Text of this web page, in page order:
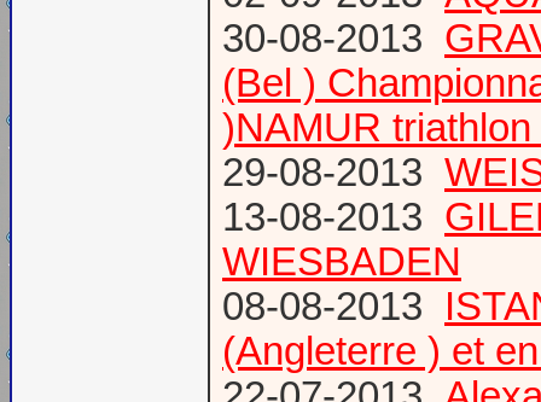
30-08-2013
(Bel )
)NAMUR
29-08-2013
13-08-2013
WIESBADEN
08-08-2013
(Angleterre ) et